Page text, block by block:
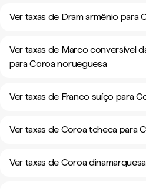
Ver taxas de Dram armênio para
Ver taxas de Marco conversível
para Coroa norueguesa
Ver taxas de Franco suíço para
Ver taxas de Coroa tcheca para
Ver taxas de Coroa